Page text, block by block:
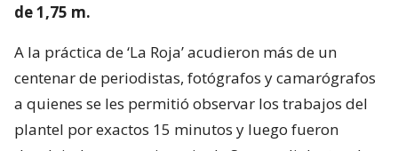
de 1,75 m.
A la práctica de ‘La Roja’ acudieron más de un
centenar de periodistas, fotógrafos y camarógrafos
a quienes se les permitió observar los trabajos del
plantel por exactos 15 minutos y luego fueron